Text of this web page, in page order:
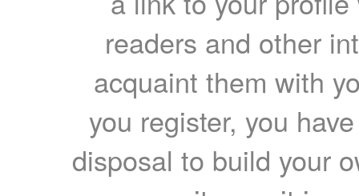
readers and other
acquaint them with
you register, you
disposal to build your